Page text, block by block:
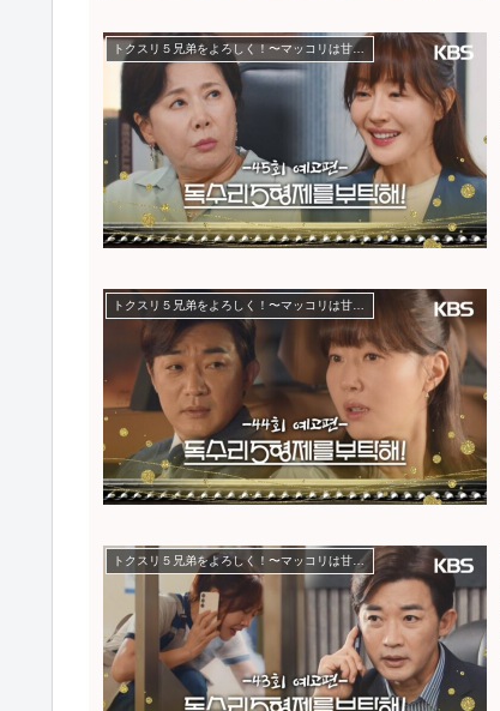
トクスリ５兄弟をよろしく！〜マッコリは甘い恋の味〜
トクスリ５兄弟をよろしく！〜マッコリは甘い恋の味〜